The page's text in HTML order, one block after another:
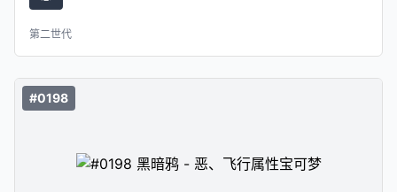
第二世代
#0198